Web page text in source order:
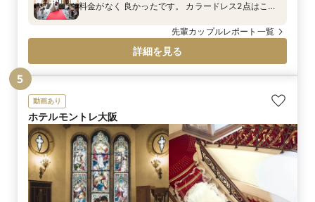
料金がなく 良かったです。 カラードレス2点はこだ
した。 新郎のタキシードも2パターンで着用が出来
ます衣裳に致しました。
先輩カップルレポート一覧
詳細を見る
動画あり
ホテルモントレ大阪
5